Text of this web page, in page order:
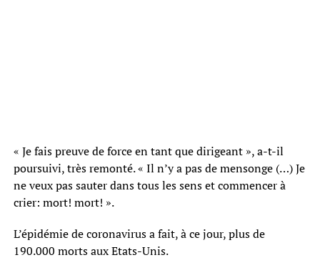
« Je fais preuve de force en tant que dirigeant », a-t-il
poursuivi, très remonté. « Il n’y a pas de mensonge (…) Je
ne veux pas sauter dans tous les sens et commencer à
crier: mort! mort! ».
L’épidémie de coronavirus a fait, à ce jour, plus de
190.000 morts aux Etats-Unis.